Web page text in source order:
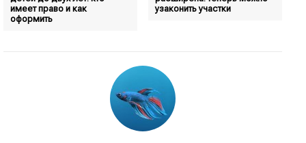
имеет право и как
оформить
узаконить участки